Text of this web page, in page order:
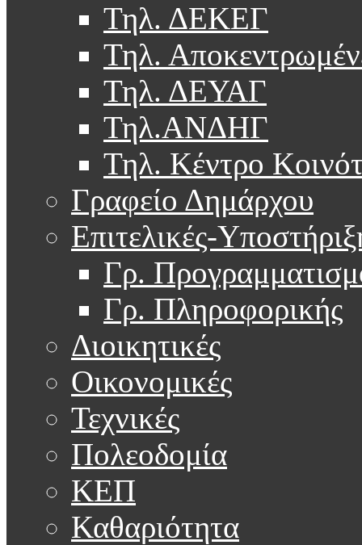
Τηλ. ΔΕΚΕΓ
Τηλ.
Τηλ. ΔΕΥΑΓ
Τηλ.ΑΝΔΗΓ
Τηλ. Κέντρο
Γραφείο Δημάρχου
Επιτελικές-
Γρ.
Γρ. Πληροφορικής
Διοικητικές
Οικονομικές
Τεχνικές
Πολεοδομία
ΚΕΠ
Καθαριότητα